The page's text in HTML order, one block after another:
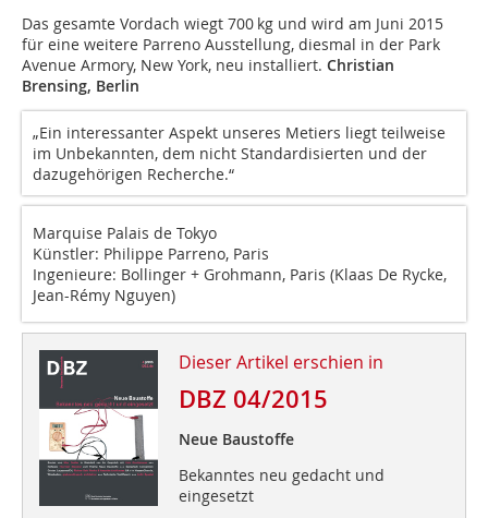
Das gesamte Vordach wiegt 700 kg und wird am Juni 2015
für eine weitere Parreno Ausstellung, diesmal in der Park
Avenue Armory, New York, neu installiert. Christian
Brensing, Berlin
„Ein interessanter Aspekt unseres Metiers liegt teilweise
im Unbekannten, dem nicht Standardisierten und der
dazugehörigen Recherche.“
Marquise Palais de Tokyo
Künstler: Philippe Parreno, Paris
Ingenieure: Bollinger + Grohmann, Paris (Klaas De Rycke,
Jean-Rémy Nguyen)
Dieser Artikel erschien in
DBZ 04/2015
Neue Baustoffe
Bekanntes neu gedacht und
eingesetzt